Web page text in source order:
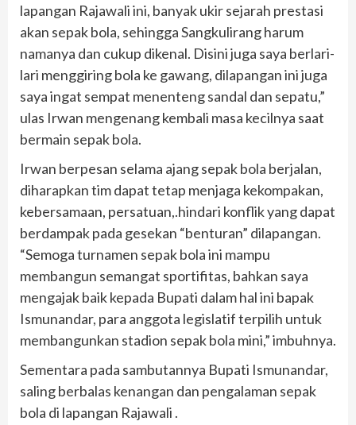
lapangan Rajawali ini, banyak ukir sejarah prestasi
akan sepak bola, sehingga Sangkulirang harum
namanya dan cukup dikenal. Disini juga saya berlari-
lari menggiring bola ke gawang, dilapangan ini juga
saya ingat sempat menenteng sandal dan sepatu,”
ulas Irwan mengenang kembali masa kecilnya saat
bermain sepak bola.
Irwan berpesan selama ajang sepak bola berjalan,
diharapkan tim dapat tetap menjaga kekompakan,
kebersamaan, persatuan,.hindari konflik yang dapat
berdampak pada gesekan “benturan” dilapangan.
“Semoga turnamen sepak bola ini mampu
membangun semangat sportifitas, bahkan saya
mengajak baik kepada Bupati dalam hal ini bapak
Ismunandar, para anggota legislatif terpilih untuk
membangunkan stadion sepak bola mini,” imbuhnya.
Sementara pada sambutannya Bupati Ismunandar,
saling berbalas kenangan dan pengalaman sepak
bola di lapangan Rajawali .